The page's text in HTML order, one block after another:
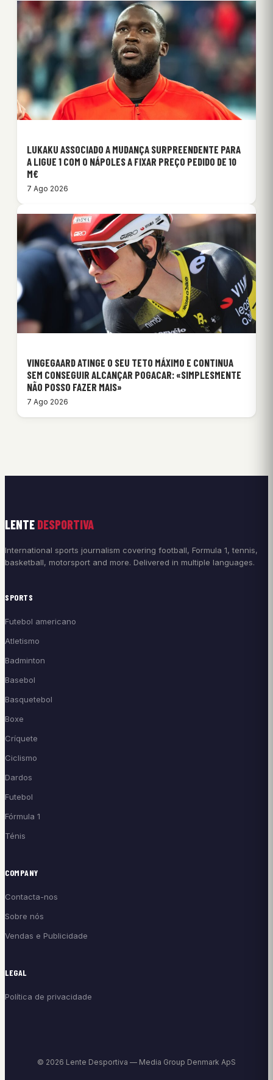
LUKAKU ASSOCIADO A MUDANÇA SURPREENDENTE PARA
A LIGUE 1 COM O NÁPOLES A FIXAR PREÇO PEDIDO DE 10
M€
7 Ago 2026
VINGEGAARD ATINGE O SEU TETO MÁXIMO E CONTINUA
SEM CONSEGUIR ALCANÇAR POGACAR: «SIMPLESMENTE
NÃO POSSO FAZER MAIS»
7 Ago 2026
LENTE DESPORTIVA
International sports journalism covering football, Formula 1, tennis,
basketball, motorsport and more. Delivered in multiple languages.
SPORTS
Futebol americano
Atletismo
Badminton
Basebol
Basquetebol
Boxe
Críquete
Ciclismo
Dardos
Futebol
Fórmula 1
Ténis
COMPANY
Contacta-nos
Sobre nós
Vendas e Publicidade
LEGAL
Política de privacidade
© 2026 Lente Desportiva — Media Group Denmark ApS